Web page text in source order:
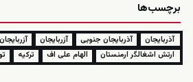
برچسب‌ها
آذربایجان آذربایجان جنوبی آزربایجان
ارتش اشغالگر ارمنستان
الهام علی اف ترکیه